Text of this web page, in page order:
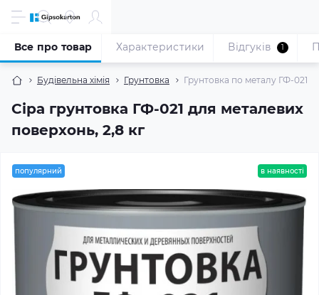
Будівельна хімія Грунтовка Грунтовка по металу ГФ-021
Сіра грунтовка ГФ-021 для металевих
поверхонь, 2,8 кг
Все про товар Характеристики Відгуків 1
популярний в наявності